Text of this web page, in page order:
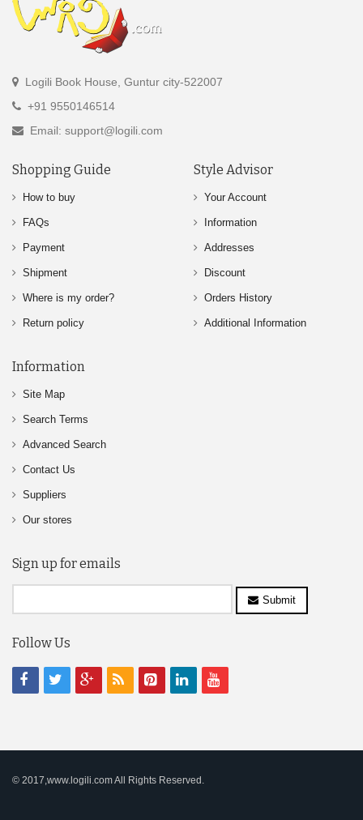
Logili Book House, Guntur city-522007
+91 9550146514
Email: support@logili.com
Shopping Guide
How to buy
FAQs
Payment
Shipment
Where is my order?
Return policy
Style Advisor
Your Account
Information
Addresses
Discount
Orders History
Additional Information
Information
Site Map
Search Terms
Advanced Search
Contact Us
Suppliers
Our stores
Sign up for emails
Submit
Follow Us
© 2017,www.logili.com All Rights Reserved.